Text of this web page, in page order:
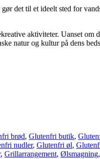
det til et ideelt sted for
aktiviteter. Uanset
natur og kultur på dens
brød, Glutenfri butik,
nudler, Glutenfri øl,
, Grillarrangement, Ølsmagning,